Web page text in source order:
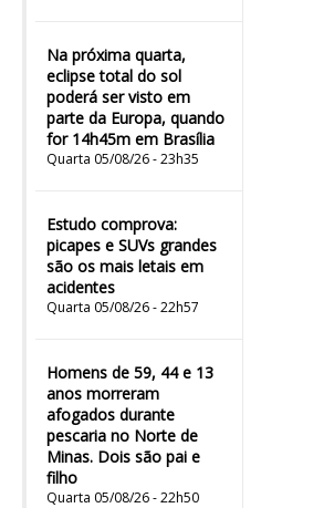
Na próxima quarta,
eclipse total do sol
poderá ser visto em
parte da Europa, quando
for 14h45m em Brasília
Quarta 05/08/26 - 23h35
Estudo comprova:
picapes e SUVs grandes
são os mais letais em
acidentes
Quarta 05/08/26 - 22h57
Homens de 59, 44 e 13
anos morreram
afogados durante
pescaria no Norte de
Minas. Dois são pai e
filho
Quarta 05/08/26 - 22h50